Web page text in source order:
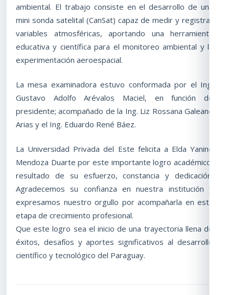
ambiental. El trabajo consiste en el desarrollo de una
mini sonda satelital (CanSat) capaz de medir y registrar
variables atmosféricas, aportando una herramienta
educativa y científica para el monitoreo ambiental y la
experimentación aeroespacial.
La mesa examinadora estuvo conformada por el Ing.
Gustavo Adolfo Arévalos Maciel, en función de
presidente; acompañado de la Ing. Liz Rossana Galeano
Arias y el Ing. Eduardo René Báez.
La Universidad Privada del Este felicita a Elda Yanine
Mendoza Duarte por este importante logro académico,
resultado de su esfuerzo, constancia y dedicación.
Agradecemos su confianza en nuestra institución y
expresamos nuestro orgullo por acompañarla en esta
etapa de crecimiento profesional.
Que este logro sea el inicio de una trayectoria llena de
éxitos, desafíos y aportes significativos al desarrollo
científico y tecnológico del Paraguay.